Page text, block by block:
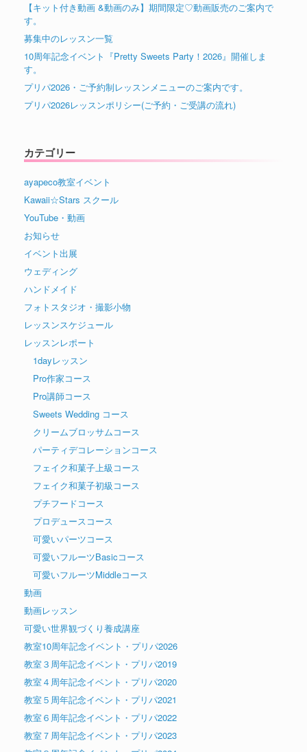
【キット付き動画 &動画のみ】期間限定♡動画販売のご案内で
す。
募集中のレッスン一覧
10周年記念イベント『Pretty Sweets Party！2026』開催しま
す。
プリパ2026・ご予約制レッスンメニューのご案内です。
プリパ2026レッスンポリシー(ご予約・ご受講の流れ)
カテゴリー
ayapeco教室イベント
Kawaii☆Stars スクール
YouTube・動画
お知らせ
イベント出展
ウェディング
ハンドメイド
フォトスタジオ・撮影小物
レッスンスケジュール
レッスンレポート
1dayレッスン
Pro作家コース
Pro講師コース
Sweets Wedding コース
クリームブロッサムコース
パーティデコレーションコース
フェイク和菓子上級コース
フェイク和菓子初級コース
プチフードコース
プロデュースコース
可愛いパーツコース
可愛いフルーツBasicコース
可愛いフルーツMiddleコース
動画
動画レッスン
可愛い世界観づくり養成講座
教室10周年記念イベント・プリパ2026
教室３周年記念イベント・プリパ2019
教室４周年記念イベント・プリパ2020
教室５周年記念イベント・プリパ2021
教室６周年記念イベント・プリパ2022
教室７周年記念イベント・プリパ2023